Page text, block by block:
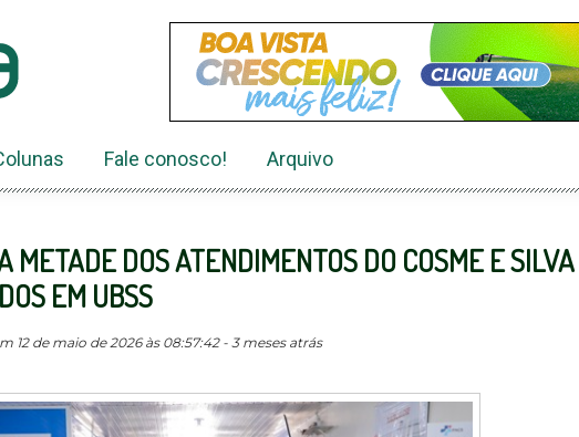
Fale conosco! Arquivo
METADE DOS ATENDIMENTOS DO COSME E SILVA
EM UBSS
12 de maio de 2026 às 08:57:42 - 3 meses atrás